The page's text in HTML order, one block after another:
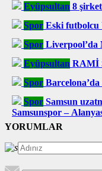
Eyüpsultan 8
Spor Eski futbolcu
Spor Liverpool’da
Eyüpsultan RAMİ
Spor Barcelona’da
Spor Samsun
Samsunspor –
YORUMLAR